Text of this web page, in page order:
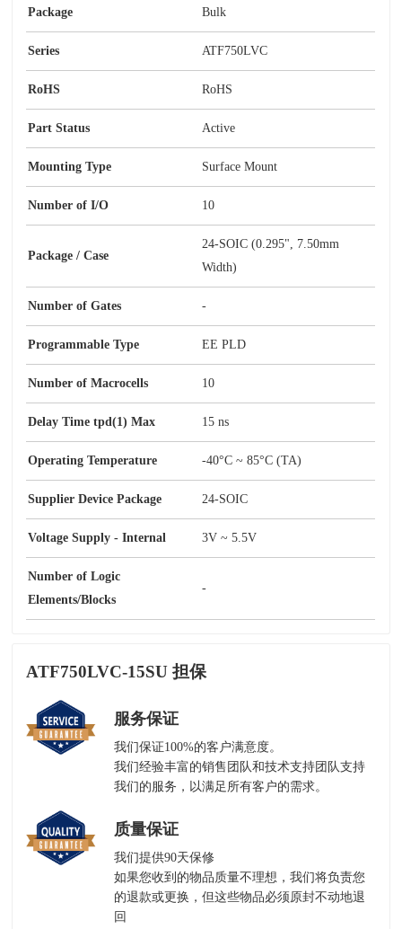
Package Bulk
Series ATF750LVC
RoHS RoHS
Part Status Active
Mounting Type Surface Mount
Number of I/O 10
Package / Case
24-SOIC (0.295", 7.50mm
Width)
Number of Gates -
Programmable Type EE PLD
Number of Macrocells 10
Delay Time tpd(1) Max 15 ns
Operating Temperature -40°C ~ 85°C (TA)
Supplier Device Package 24-SOIC
Voltage Supply - Internal 3V ~ 5.5V
Number of Logic
Elements/Blocks
-
ATF750LVC-15SU 担保
服务保证
我们保证100%的客户满意度。
我们经验丰富的销售团队和技术支持团队支持
我们的服务，以满足所有客户的需求。
质量保证
我们提供90天保修
如果您收到的物品质量不理想，我们将负责您
的退款或更换，但这些物品必须原封不动地退
回